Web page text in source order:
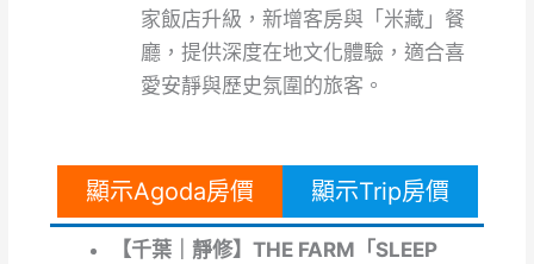
家飯店升級，新增客房與「米藏」餐
廳，提供深度在地文化體驗，適合喜
愛安靜與歷史氛圍的旅客。
顯示Agoda房價 顯示Trip房價
【千葉｜靜修】THE FARM「SLEEP